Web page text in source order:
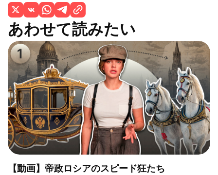
あわせて読みたい
【動画】帝政ロシアのスピード狂たち